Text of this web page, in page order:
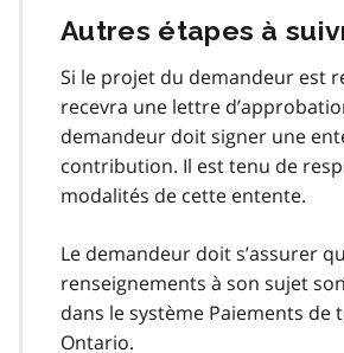
Autres étapes à
Si le projet du demandeur est
recevra une lettre
demandeur doit signer une
contribution. Il est tenu de
modalités de cette entente.
Le demandeur doit s’assurer
renseignements à son sujet
dans le système Paiements de
Ontario.